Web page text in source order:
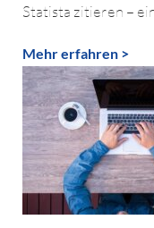
Statista zitieren –
Mehr erfahren >